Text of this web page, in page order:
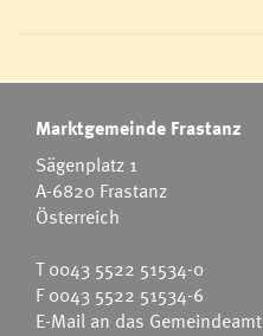
Marktgemeinde Frastanz
Sägenplatz 1
A-6820 Frastanz
Österreich
T0043 5522 51534-0
F 0043 5522 51534-6
E-Mail an das Gemeindeamt